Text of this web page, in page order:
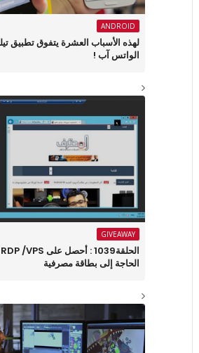
ANDROID
لهذه الأسباب العشرة يتفوق تطبيق
الواتس آب !
GIVEAWAY
الحاجة إلى بطاقة مصرفية